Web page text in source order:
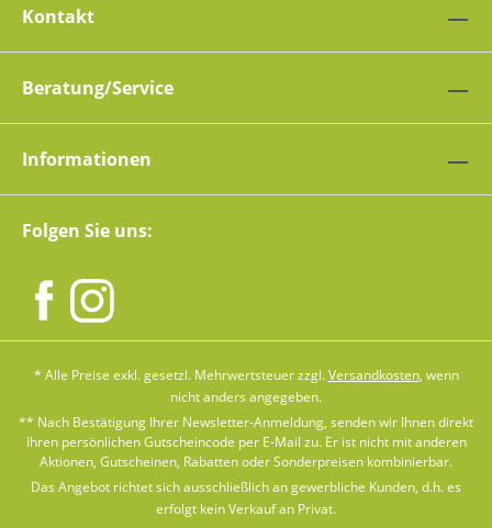
Kontakt
Beratung/Service
Informationen
Folgen Sie uns:
* Alle Preise exkl. gesetzl. Mehrwertsteuer zzgl.Versandkosten, wenn
nicht anders angegeben.
** Nach Bestätigung Ihrer Newsletter-Anmeldung, senden wir Ihnen direkt
Ihren persönlichen Gutscheincode per E-Mail zu. Er ist nicht mit anderen
Aktionen, Gutscheinen, Rabatten oder Sonderpreisen kombinierbar.
Das Angebot richtet sich ausschließlich an gewerbliche Kunden, d.h. es
erfolgt kein Verkauf an Privat.